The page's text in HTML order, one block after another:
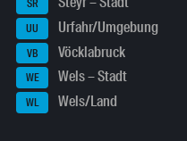
SR
UU Urfahr/Umgebung
VB Vöcklabruck
WE Wels – Stadt
WL Wels/Land